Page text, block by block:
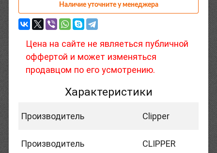
Наличие уточните у менеджера
Цена на сайте не являеться публичной
оффертой и может изменяться
продавцом по его усмотрению.
Характеристики
Производитель Clipper
Производитель CLIPPER